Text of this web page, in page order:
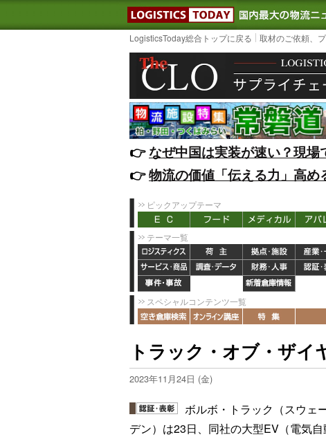
LOGISTICS
LogisticsToday総合トップに戻る 取材のご依頼、
👉️なぜ中国は実装が速い？現
👉️物流の価値「伝える力」高
ピックアップテーマ
テーマ一覧
スペシャルコンテンツ一覧
トラック・オブ・ザイ
2023年11月24日 (金)
ボルボ・トラック（スウェ
デン）は23日、同社の大型EV（電気自